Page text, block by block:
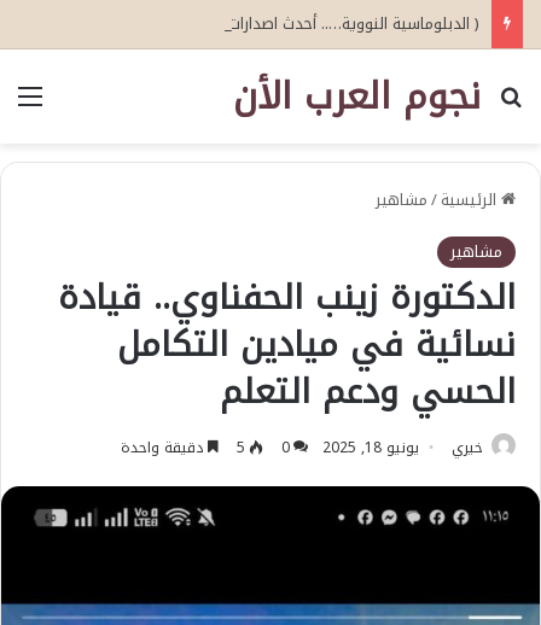
( الدبلوماسية النووية….. أحدث اصدارات أبو عيطة )
نجوم العرب الأن
بحث عن
الرئيسية/مشاهير
مشاهير
الدكتورة زينب الحفناوي.. قيادة
نسائية في ميادين التكامل
الحسي ودعم التعلم
خيري يونيو 18, 2025 0
5 دقيقة واحدة